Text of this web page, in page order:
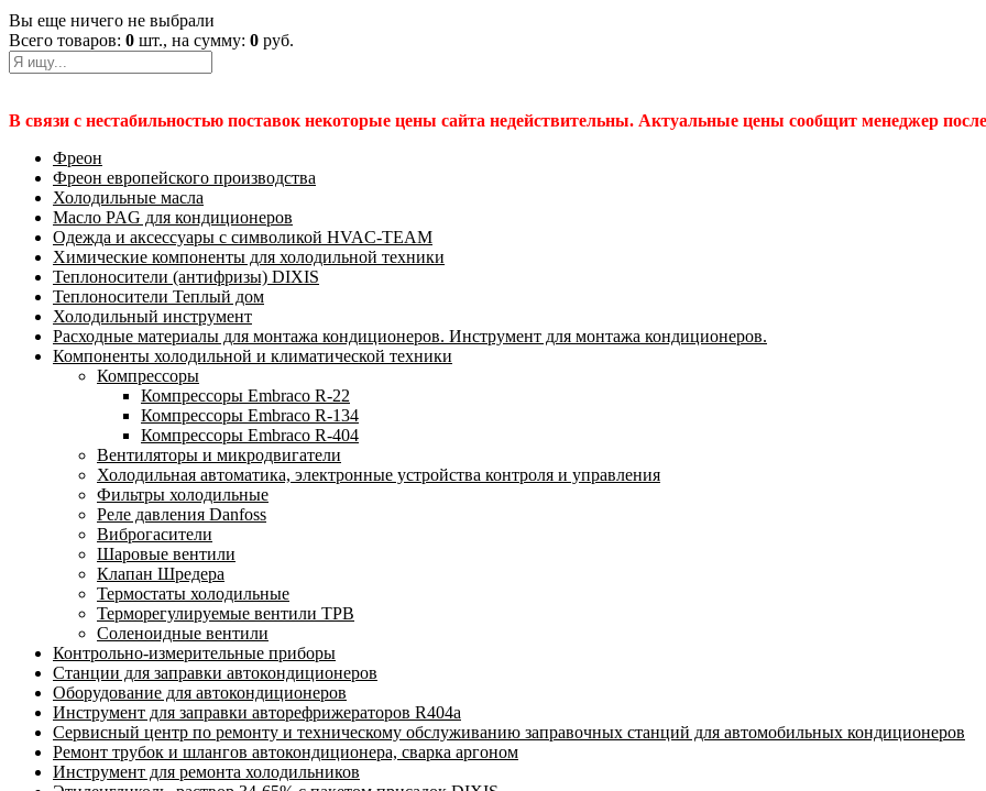
Вы еще ничего не выбрали
Всего товаров: 0 шт., на сумму: 0 руб.
В связи с нестабильностью поставок некоторые цены сайта недействительны. Актуальные цены сообщит менеджер
Фреон
Фреон европейского производства
Холодильные масла
Масло PAG для кондиционеров
Одежда и аксессуары с символикой HVAC-TEAM
Химические компоненты для холодильной техники
Теплоносители (антифризы) DIXIS
Теплоносители Теплый дом
Холодильный инструмент
Расходные материалы для монтажа кондиционеров. Инструмент для монтажа кондиционеров.
Компоненты холодильной и климатической техники
Компрессоры
Компрессоры Embraco R-22
Компрессоры Embraco R-134
Компрессоры Embraco R-404
Вентиляторы и микродвигатели
Холодильная автоматика, электронные устройства контроля и управления
Фильтры холодильные
Реле давления Danfoss
Виброгасители
Шаровые вентили
Клапан Шредера
Термостаты холодильные
Терморегулируемые вентили ТРВ
Соленоидные вентили
Контрольно-измерительные приборы
Станции для заправки автокондиционеров
Оборудование для автокондиционеров
Инструмент для заправки авторефрижераторов R404a
Сервисный центр по ремонту и техническому обслуживанию заправочных станций для автомобильных кондиционеров
Ремонт трубок и шлангов автокондиционера, сварка аргоном
Инструмент для ремонта холодильников